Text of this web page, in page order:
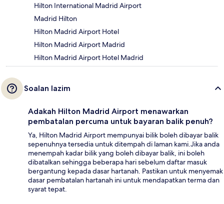
Hilton International Madrid Airport
Madrid Hilton
Hilton Madrid Airport Hotel
Hilton Madrid Airport Madrid
Hilton Madrid Airport Hotel Madrid
Soalan lazim
Adakah Hilton Madrid Airport menawarkan
pembatalan percuma untuk bayaran balik penuh?
Ya, Hilton Madrid Airport mempunyai bilik boleh dibayar balik
sepenuhnya tersedia untuk ditempah di laman kami.Jika anda
menempah kadar bilik yang boleh dibayar balik, ini boleh
dibatalkan sehingga beberapa hari sebelum daftar masuk
bergantung kepada dasar hartanah. Pastikan untuk menyemak
dasar pembatalan hartanah ini untuk mendapatkan terma dan
syarat tepat.